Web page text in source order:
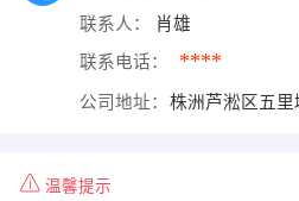
联系人： 肖雄
联系电话： ****
公司地址： 株洲芦淞区五里
温馨提示